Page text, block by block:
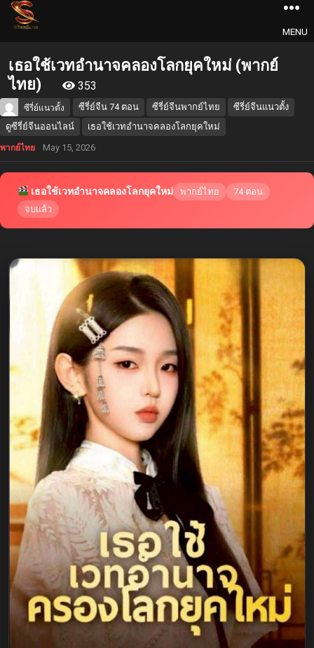
MENU
เธอใช้เวทอำนาจคลองโลกยุคใหม่ (พากย์
ไทย)
353
ซีรี่ย์แนวตั้ง ซีรี่ย์จีน 74 ตอน ซีรี่ย์จีนพากย์ไทย
ซีรี่ย์จีนแนวตั้ง
ดูซีรี่ย์จีนออนไลน์
เธอใช้เวทอำนาจคลองโลกยุคใหม่
พากย์ไทย May 15, 2026
เธอใช้เวทอำนาจคลองโลกยุคใหม่ พากย์ไทย
74 ตอน
จบแล้ว